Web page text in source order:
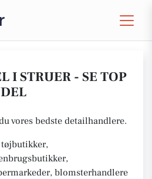
I STRUER - SE TOP
vores bedste detailhandlere.
blomsterhandlere